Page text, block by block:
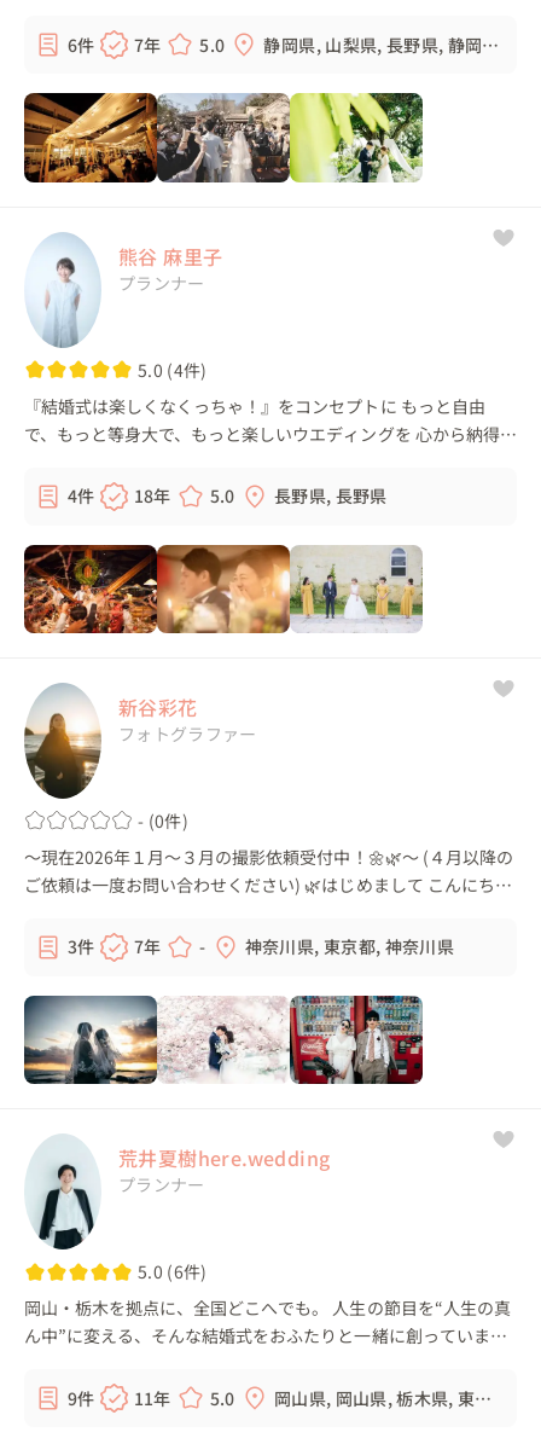
のアウトドアウェデ...
6件 7年 5.0
静岡県, 山梨県, 長野県, 静岡
熊谷 麻里子
プランナー
5.0 (4件)
『結婚式は楽しくなくっちゃ！』をコンセプトに もっと自由
で、もっと等身大で、もっと楽しいウエディングを 心から納得し
ロデュース会社 ゲスト...
4件 18年 5.0 長野県, 長野県
新谷彩花
フォトグラファー
- (0件)
〜現在2026年１月〜３月の撮影依頼受付中！🌼🌿〜 (４月以降の
ご依頼は一度お問い合わせください) 🌿はじめまして こんにち
福岡県出身で現在は神...
3件 7年 - 神奈川県, 東京都, 神奈川県
荒井夏樹here.wedding
プランナー
5.0 (6件)
岡山・栃木を拠点に、全国どこへでも。 人生の節目を“人生の真
ん中”に変える、そんな結婚式をおふたりと一緒に創っていま
ていくような、心に残る一...
9件 11年 5.0
岡山県, 岡山県, 栃木県, 東京